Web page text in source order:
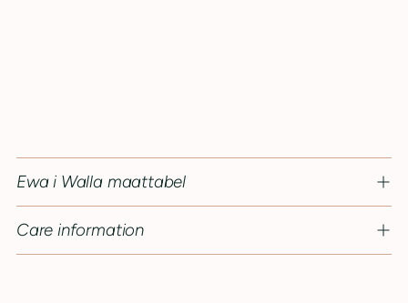
Ewa i Walla maattabel
Care information